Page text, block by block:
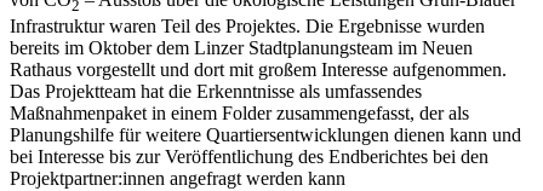
2
Infrastruktur waren Teil des Projektes. Die Ergebnisse wurden
bereits im Oktober dem Linzer Stadtplanungsteam im Neuen
Rathaus vorgestellt und dort mit großem Interesse aufgenommen.
Das Projektteam hat die Erkenntnisse als umfassendes
Maßnahmenpaket in einem Folder zusammengefasst, der als
Planungshilfe für weitere Quartiersentwicklungen dienen kann und
bei Interesse bis zur Veröffentlichung des Endberichtes bei den
Projektpartner:innen angefragt werden kann